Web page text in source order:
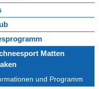
Matten
und Programm